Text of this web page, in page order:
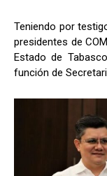
Teniendo por
presidentes de
Estado de
función de